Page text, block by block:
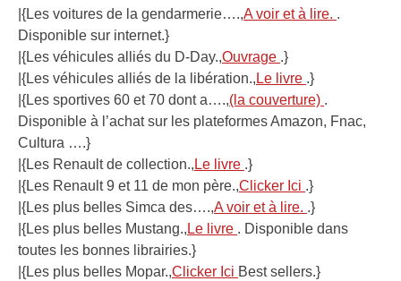
|{Les voitures de la gendarmerie….,A voir et à lire. .
Disponible sur internet.}
|{Les véhicules alliés du D-Day.,Ouvrage .}
|{Les véhicules alliés de la libération.,Le livre .}
|{Les sportives 60 et 70 dont a….,(la couverture) .
Disponible à l’achat sur les plateformes Amazon, Fnac,
Cultura ….}
|{Les Renault de collection.,Le livre .}
|{Les Renault 9 et 11 de mon père.,Clicker Ici .}
|{Les plus belles Simca des….,A voir et à lire. .}
|{Les plus belles Mustang.,Le livre . Disponible dans
toutes les bonnes librairies.}
|{Les plus belles Mopar.,Clicker Ici Best sellers.}